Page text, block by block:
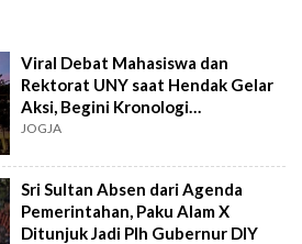
Viral Debat Mahasiswa dan
Rektorat UNY saat Hendak Gelar
Aksi, Begini Kronologi
Lengkapnya
JOGJA
Sri Sultan Absen dari Agenda
Pemerintahan, Paku Alam X
Ditunjuk Jadi Plh Gubernur DIY